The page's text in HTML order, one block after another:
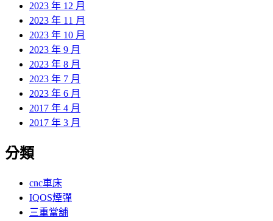
2023 年 12 月
2023 年 11 月
2023 年 10 月
2023 年 9 月
2023 年 8 月
2023 年 7 月
2023 年 6 月
2017 年 4 月
2017 年 3 月
分類
cnc車床
IQOS煙彈
三重當舖